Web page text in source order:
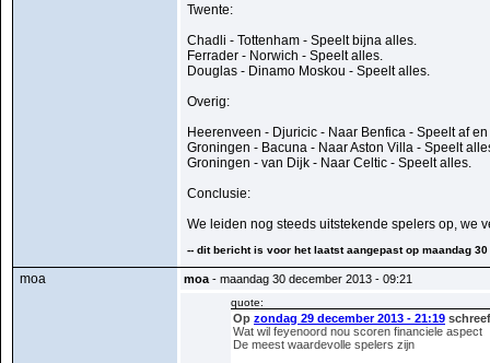
Twente:
Chadli - Tottenham - Speelt bijna alles.
Ferrader - Norwich - Speelt alles.
Douglas - Dinamo Moskou - Speelt alles.
Overig:
Heerenveen - Djuricic - Naar Benfica - Speelt af
Groningen - Bacuna - Naar Aston Villa - Speelt
Groningen - van Dijk - Naar Celtic - Speelt alles.
Conclusie:
We leiden nog steeds uitstekende spelers op, we
-- dit bericht is voor het laatst aangepast op maandag
moa moa - maandag 30 december 2013 - 09:21
quote:
Op zondag 29 december 2013 - 21:19
Wat wil feyenoord nou scoren financiele aspect
De meest waardevolle spelers zijn